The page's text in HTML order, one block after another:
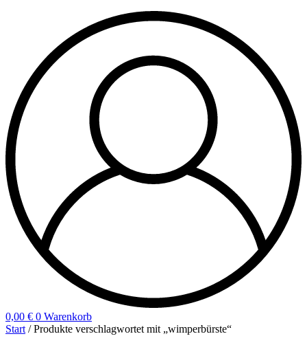
0,00 € 0 Warenkorb
Start / Produkte verschlagwortet mit „wimperbürste“